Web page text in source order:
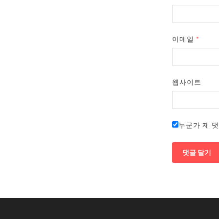
이메일 *
웹사이트
누군가 제